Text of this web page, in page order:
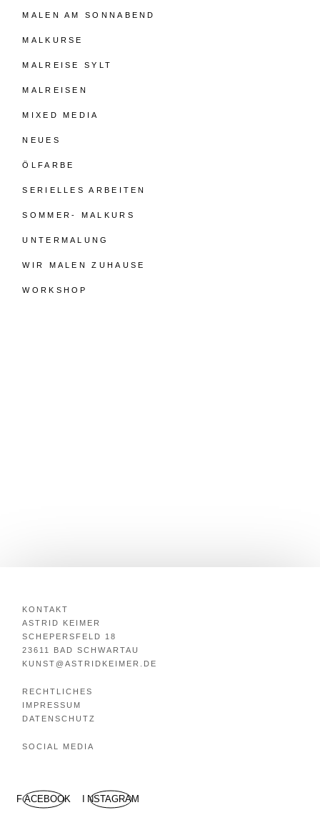
MALEN AM SONNABEND
MALKURSE
MALREISE SYLT
MALREISEN
MIXED MEDIA
NEUES
ÖLFARBE
SERIELLES ARBEITEN
SOMMER- MALKURS
UNTERMALUNG
WIR MALEN ZUHAUSE
WORKSHOP
KONTAKT
ASTRID KEIMER
SCHEPERSFELD 18
23611 BAD SCHWARTAU
KUNST@ASTRIDKEIMER.DE
RECHTLICHES
IMPRESSUM
DATENSCHUTZ
SOCIAL MEDIA
FACEBOOK INSTAGRAM